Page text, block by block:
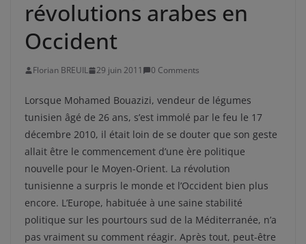
révolutions arabes en
Occident
Florian BREUIL 29 juin 2011 0 Comments
Lorsque Mohamed Bouazizi, vendeur de légumes
tunisien âgé de 26 ans, s’est immolé par le feu le 17
décembre 2010, il était loin de se douter que son geste
allait être le commencement d’une ère politique
nouvelle pour le Moyen-Orient. La révolution
tunisienne a surpris le monde et l’Occident bien plus
encore. L’Europe, habituée à une saine stabilité
politique sur les pourtours sud de la Méditerranée, n’a
pas vraiment su comment réagir. Après tout, peut-être